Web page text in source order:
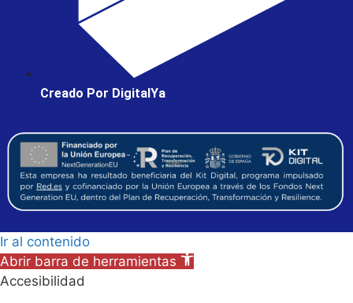
Creado Por DigitalYa
Ir al contenido
Abrir barra de herramientas
Accesibilidad